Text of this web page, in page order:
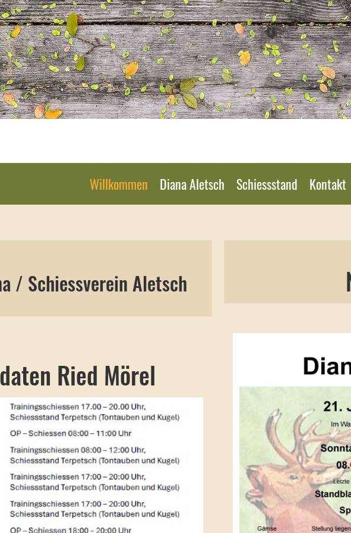
Willkommen Diana Aletsch Schiessstand Kontakt
/ Schiessverein Aletsch
Ried Mörel